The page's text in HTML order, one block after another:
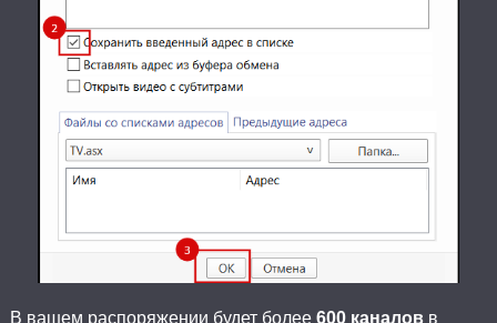
В вашем распоряжении будет более 600 каналовв